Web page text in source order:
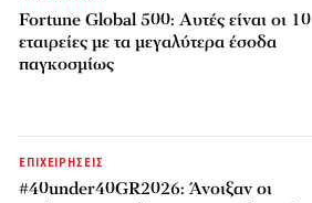
Fortune Global 500: Αυτές είναι οι 10
εταιρείες με τα μεγαλύτερα έσοδα
παγκοσμίως
ΕΠΙΧΕΙΡΗΣΕΙΣ
#40under40GR2026: Άνοιξαν οι